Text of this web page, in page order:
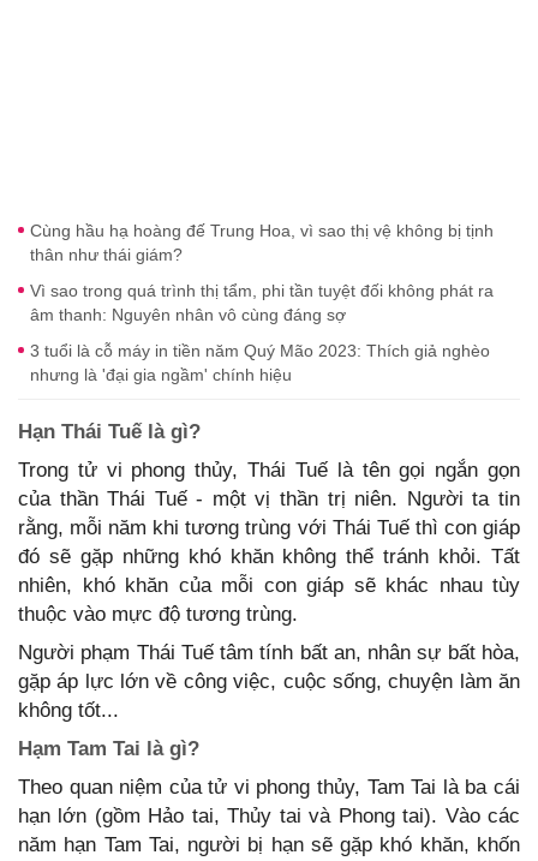
Cùng hầu hạ hoàng đế Trung Hoa, vì sao thị vệ không bị tịnh
thân như thái giám?
Vì sao trong quá trình thị tẩm, phi tần tuyệt đối không phát ra
âm thanh: Nguyên nhân vô cùng đáng sợ
3 tuổi là cỗ máy in tiền năm Quý Mão 2023: Thích giả nghèo
nhưng là 'đại gia ngầm' chính hiệu
Hạn Thái Tuế là gì?
Trong tử vi phong thủy, Thái Tuế là tên gọi ngắn gọn
của thần Thái Tuế - một vị thần trị niên. Người ta tin
rằng, mỗi năm khi tương trùng với Thái Tuế thì con giáp
đó sẽ gặp những khó khăn không thể tránh khỏi. Tất
nhiên, khó khăn của mỗi con giáp sẽ khác nhau tùy
thuộc vào mực độ tương trùng.
Người phạm Thái Tuế tâm tính bất an, nhân sự bất hòa,
gặp áp lực lớn về công việc, cuộc sống, chuyện làm ăn
không tốt...
Hạm Tam Tai là gì?
Theo quan niệm của tử vi phong thủy, Tam Tai là ba cái
hạn lớn (gồm Hảo tai, Thủy tai và Phong tai). Vào các
năm hạn Tam Tai, người bị hạn sẽ gặp khó khăn, khốn